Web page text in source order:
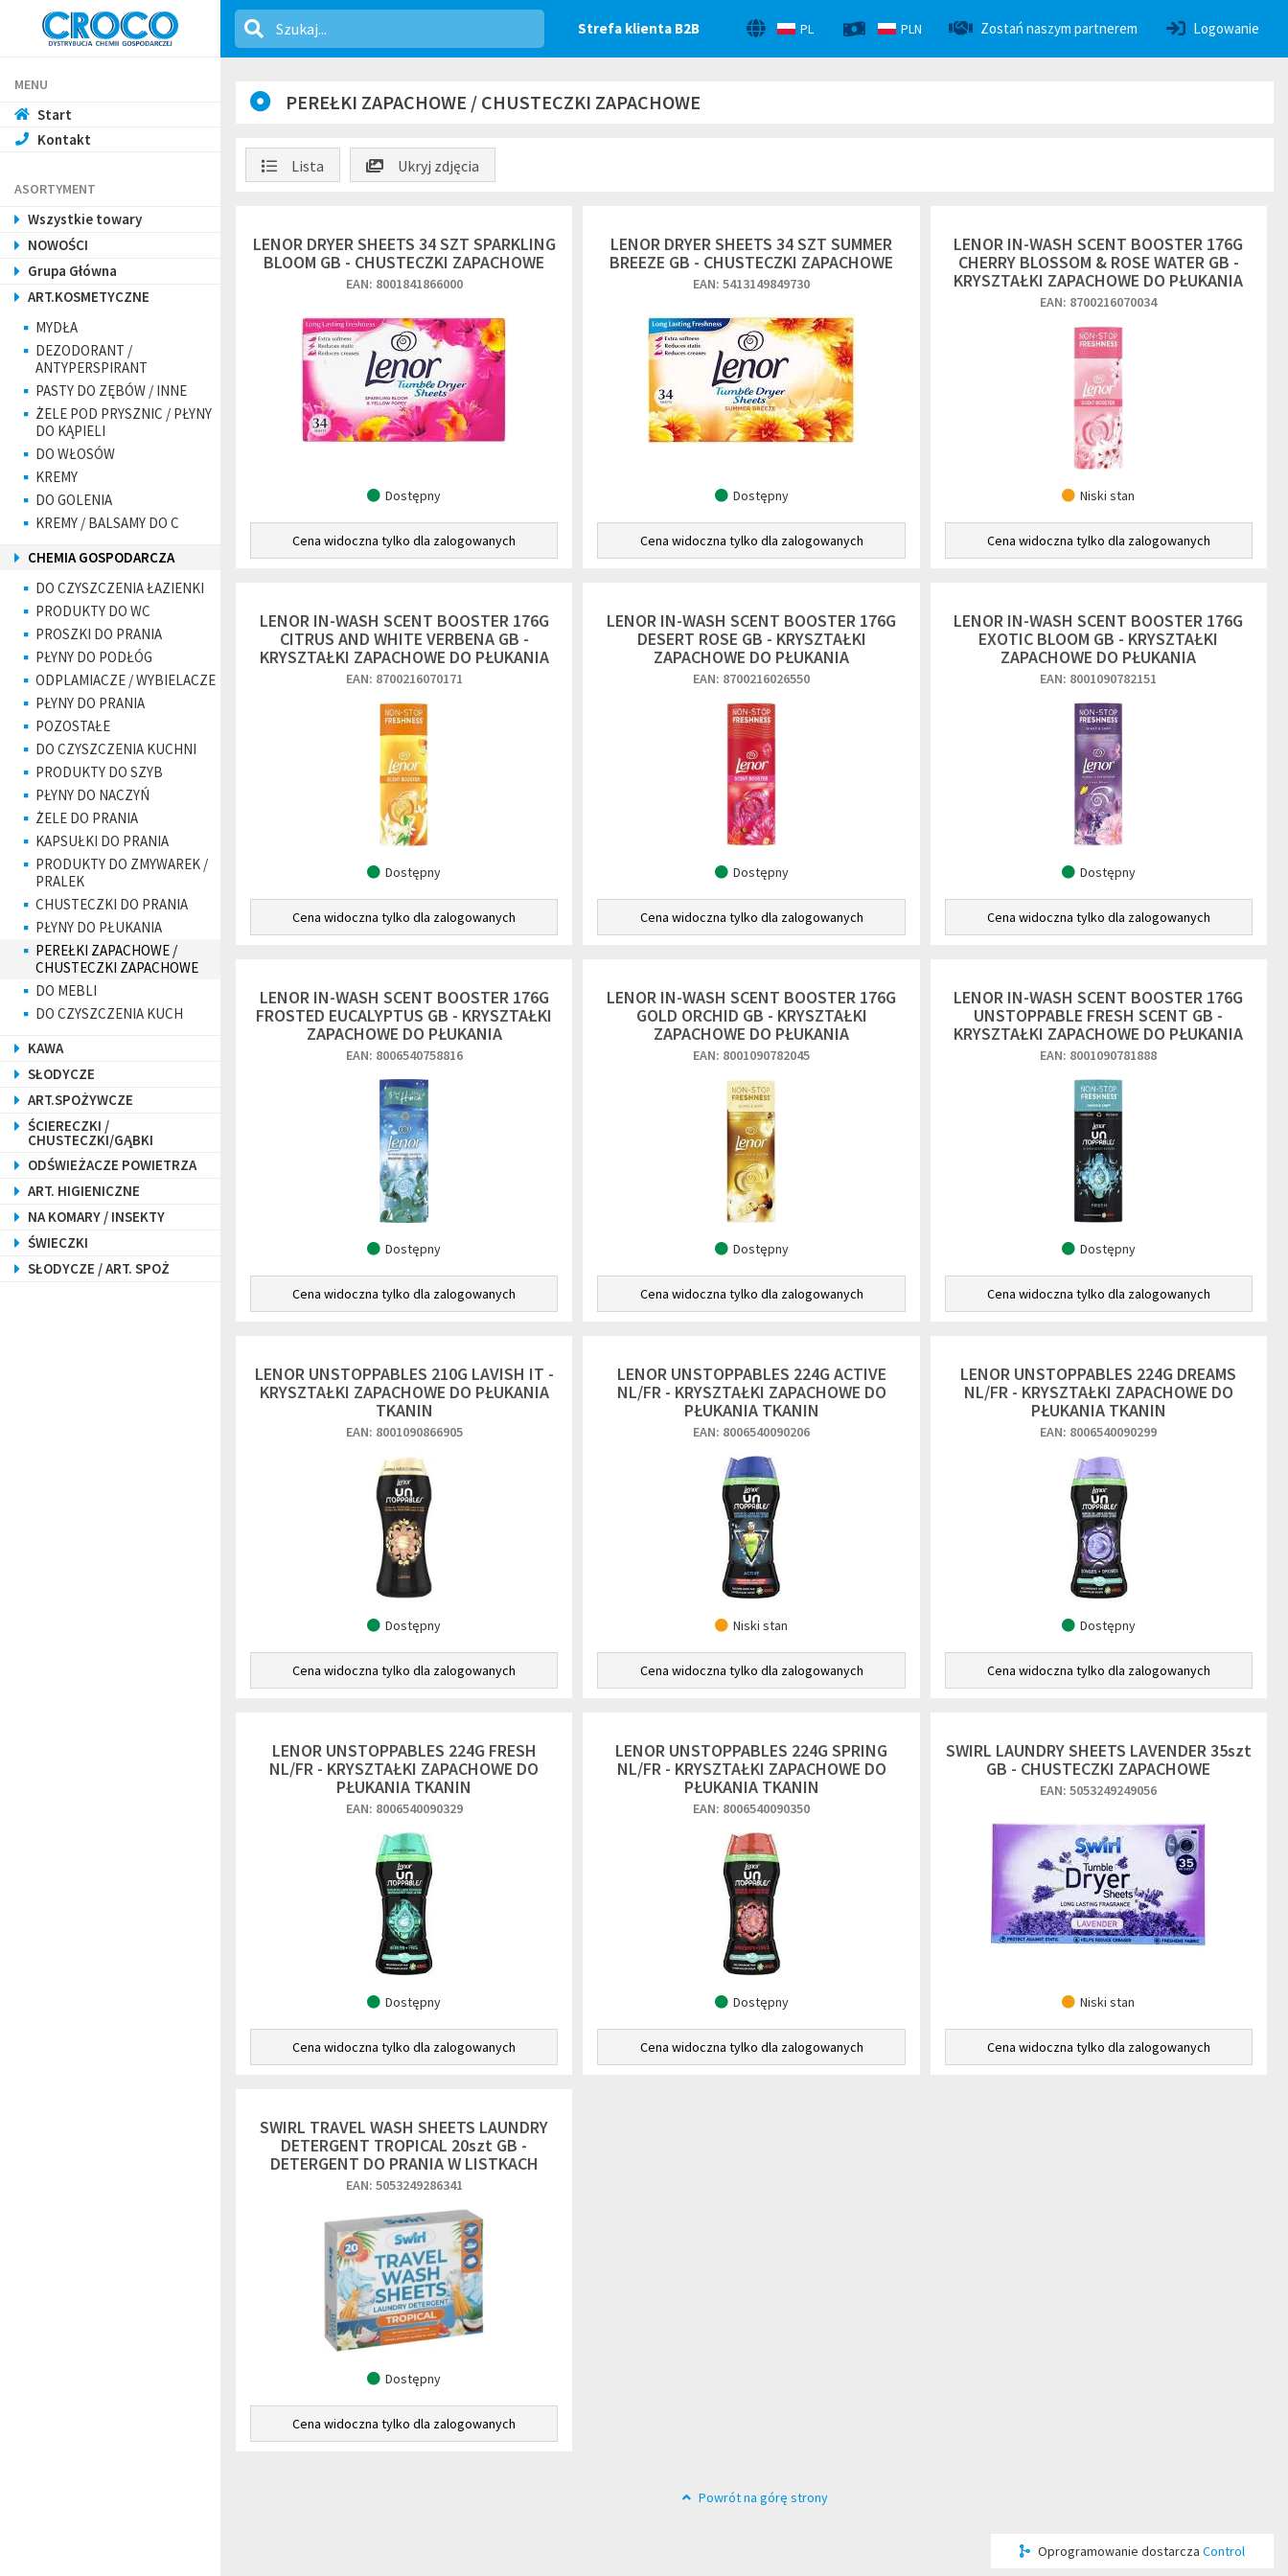
Strefa klienta B2B PL PLN Zostań naszym partnerem Logowanie
MENU
Start
Kontakt
ASORTYMENT
Wszystkie towary
NOWOŚCI
Grupa Główna
ART.KOSMETYCZNE
MYDŁA
DEZODORANT /
ANTYPERSPIRANT
PASTY DO ZĘBÓW / INNE
ŻELE POD PRYSZNIC / PŁYNY
DO KĄPIELI
DO WŁOSÓW
KREMY
DO GOLENIA
KREMY / BALSAMY DO C
CHEMIA GOSPODARCZA
DO CZYSZCZENIA ŁAZIENKI
PRODUKTY DO WC
PROSZKI DO PRANIA
PŁYNY DO PODŁÓG
ODPLAMIACZE / WYBIELACZE
PŁYNY DO PRANIA
POZOSTAŁE
DO CZYSZCZENIA KUCHNI
PRODUKTY DO SZYB
PŁYNY DO NACZYŃ
ŻELE DO PRANIA
KAPSUŁKI DO PRANIA
PRODUKTY DO ZMYWAREK /
PRALEK
CHUSTECZKI DO PRANIA
PŁYNY DO PŁUKANIA
PEREŁKI ZAPACHOWE /
CHUSTECZKI ZAPACHOWE
DO MEBLI
DO CZYSZCZENIA KUCH
KAWA
SŁODYCZE
ART.SPOŻYWCZE
ŚCIERECZKI /
CHUSTECZKI/GĄBKI
ODŚWIEŻACZE POWIETRZA
ART. HIGIENICZNE
NA KOMARY / INSEKTY
ŚWIECZKI
SŁODYCZE / ART. SPOŻ
PEREŁKI ZAPACHOWE / CHUSTECZKI ZAPACHOWE
Lista Ukryj zdjęcia
LENOR DRYER SHEETS 34 SZT SPARKLING
BLOOM GB - CHUSTECZKI ZAPACHOWE
EAN: 8001841866000
Dostępny
Cena widoczna tylko dla zalogowanych
LENOR DRYER SHEETS 34 SZT SUMMER
BREEZE GB - CHUSTECZKI ZAPACHOWE
EAN: 5413149849730
Dostępny
Cena widoczna tylko dla zalogowanych
LENOR IN-WASH SCENT BOOSTER 176G
CHERRY BLOSSOM & ROSE WATER GB -
KRYSZTAŁKI ZAPACHOWE DO PŁUKANIA
EAN: 8700216070034
Niski stan
Cena widoczna tylko dla zalogowanych
LENOR IN-WASH SCENT BOOSTER 176G
CITRUS AND WHITE VERBENA GB -
KRYSZTAŁKI ZAPACHOWE DO PŁUKANIA
EAN: 8700216070171
Dostępny
Cena widoczna tylko dla zalogowanych
LENOR IN-WASH SCENT BOOSTER 176G
DESERT ROSE GB - KRYSZTAŁKI
ZAPACHOWE DO PŁUKANIA
EAN: 8700216026550
Dostępny
Cena widoczna tylko dla zalogowanych
LENOR IN-WASH SCENT BOOSTER 176G
EXOTIC BLOOM GB - KRYSZTAŁKI
ZAPACHOWE DO PŁUKANIA
EAN: 8001090782151
Dostępny
Cena widoczna tylko dla zalogowanych
LENOR IN-WASH SCENT BOOSTER 176G
FROSTED EUCALYPTUS GB - KRYSZTAŁKI
ZAPACHOWE DO PŁUKANIA
EAN: 8006540758816
Dostępny
Cena widoczna tylko dla zalogowanych
LENOR IN-WASH SCENT BOOSTER 176G
GOLD ORCHID GB - KRYSZTAŁKI
ZAPACHOWE DO PŁUKANIA
EAN: 8001090782045
Dostępny
Cena widoczna tylko dla zalogowanych
LENOR IN-WASH SCENT BOOSTER 176G
UNSTOPPABLE FRESH SCENT GB -
KRYSZTAŁKI ZAPACHOWE DO PŁUKANIA
EAN: 8001090781888
Dostępny
Cena widoczna tylko dla zalogowanych
LENOR UNSTOPPABLES 210G LAVISH IT -
KRYSZTAŁKI ZAPACHOWE DO PŁUKANIA
TKANIN
EAN: 8001090866905
Dostępny
Cena widoczna tylko dla zalogowanych
LENOR UNSTOPPABLES 224G ACTIVE
NL/FR - KRYSZTAŁKI ZAPACHOWE DO
PŁUKANIA TKANIN
EAN: 8006540090206
Niski stan
Cena widoczna tylko dla zalogowanych
LENOR UNSTOPPABLES 224G DREAMS
NL/FR - KRYSZTAŁKI ZAPACHOWE DO
PŁUKANIA TKANIN
EAN: 8006540090299
Dostępny
Cena widoczna tylko dla zalogowanych
LENOR UNSTOPPABLES 224G FRESH
NL/FR - KRYSZTAŁKI ZAPACHOWE DO
PŁUKANIA TKANIN
EAN: 8006540090329
Dostępny
Cena widoczna tylko dla zalogowanych
LENOR UNSTOPPABLES 224G SPRING
NL/FR - KRYSZTAŁKI ZAPACHOWE DO
PŁUKANIA TKANIN
EAN: 8006540090350
Dostępny
Cena widoczna tylko dla zalogowanych
SWIRL LAUNDRY SHEETS LAVENDER 35szt
GB - CHUSTECZKI ZAPACHOWE
EAN: 5053249249056
Niski stan
Cena widoczna tylko dla zalogowanych
SWIRL TRAVEL WASH SHEETS LAUNDRY
DETERGENT TROPICAL 20szt GB -
DETERGENT DO PRANIA W LISTKACH
EAN: 5053249286341
Dostępny
Cena widoczna tylko dla zalogowanych
Powrót na górę strony
Oprogramowanie dostarcza Control